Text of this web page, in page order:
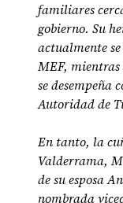
familiares
gobierno. Su
actualmente
MEF,
se desempeña
Autoridad de
En tanto, la
Valderrama,
de su esposa
nombrada